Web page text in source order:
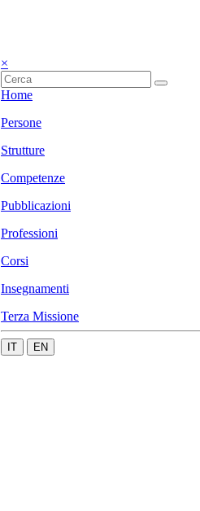
×
Home
Persone
Strutture
Competenze
Pubblicazioni
Professioni
Corsi
Insegnamenti
Terza Missione
IT EN